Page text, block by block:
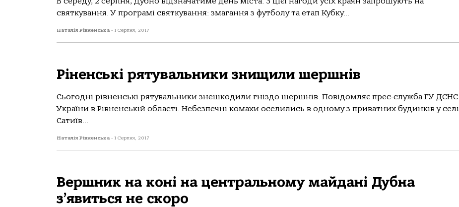
святкування. У програмі святкування: змагання з футболу та етап Кубку...
Наталія Рівненська - 1 Серпня, 2017
Ріненські рятувальники знищили шершнів
Сьогодні рівненські рятувальники знешкодили гніздо шершнів. Повідомляє прес-служба ГУ ДСНС
України в Рівненській області. Небезпечні комахи оселились в одному з приватних будинків у селі
Сатиїв...
Наталія Рівненська - 1 Серпня, 2017
Вершник на коні на центральному майдані Дубна
з’явиться не скоро